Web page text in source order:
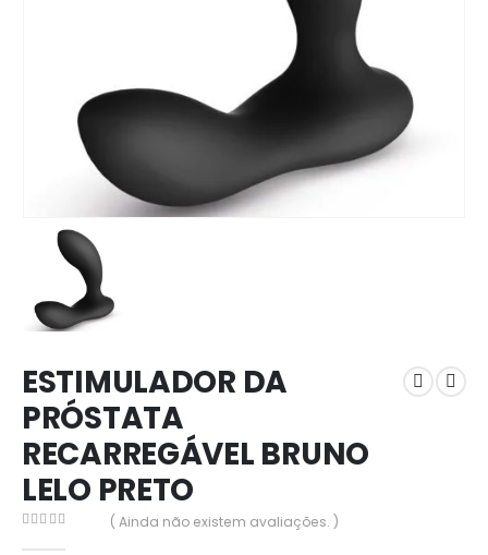
ESTIMULADOR DA
PRÓSTATA
RECARREGÁVEL BRUNO
LELO PRETO
( Ainda não existem avaliações. )